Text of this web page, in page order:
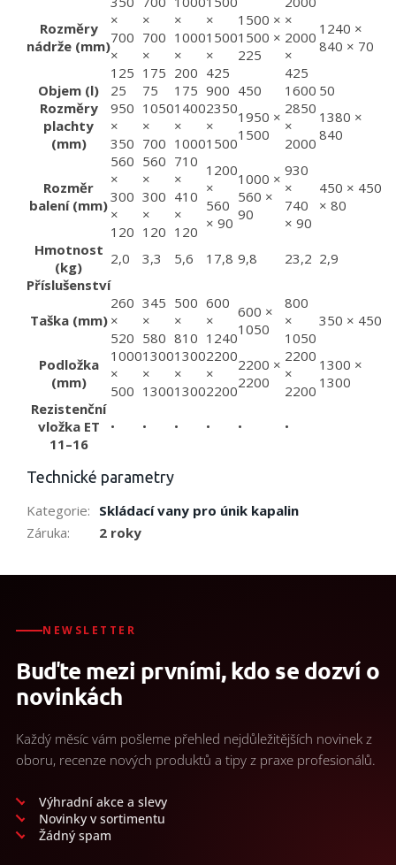
Rozměry
nádrže (mm)
×
700
×
125
×
700
×
175
×
1000
×
200
×
1500
×
425
1500 ×
1500 ×
225
×
2000
×
425
1240 ×
840 × 70
Objem (l) 25 75 175 900 450 1600 50
Rozměry
plachty
(mm)
950
×
350
1050
×
700
1400
×
1000
2350
×
1500
1950 ×
1500
2850
×
2000
1380 ×
840
Rozměr
balení (mm)
560
×
300
×
120
560
×
300
×
120
710
×
410
×
120
1200
×
560
× 90
1000 ×
560 ×
90
930
×
740
× 90
450 × 450
× 80
Hmotnost
(kg)
2,0 3,3 5,6 17,8 9,8 23,2 2,9
Příslušenství
Taška (mm)
260
×
520
345
×
580
500
×
810
600
×
1240
600 ×
1050
800
×
1050
350 × 450
Podložka
(mm)
1000
×
500
1300
×
1300
1300
×
1300
2200
×
2200
2200 ×
2200
2200
×
2200
1300 ×
1300
Rezistenční
vložka ET
11–16
• • • • • •
Technické parametry
Kategorie: Skládací vany pro únik kapalin
Záruka: 2 roky
NEWSLETTER
Buďte mezi prvními, kdo se dozví o
novinkách
Každý měsíc vám pošleme přehled nejdůležitějších novinek z
oboru, recenze nových produktů a tipy z praxe profesionálů.
Výhradní akce a slevy
Novinky v sortimentu
Žádný spam